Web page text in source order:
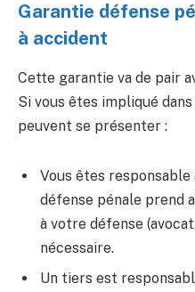
Garantie défense
à accident
Cette garantie va de pair
Si vous êtes impliqué
peuvent se présenter :
Vous êtes responsable
défense pénale prend
à votre défense
nécessaire.
Un tiers est